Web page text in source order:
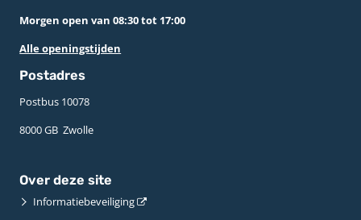
Morgen open van 08:30 tot 17:00
Alle openingstijden
Postadres
Postbus 10078 ­
8000 GB ­ Zwolle
Over deze site
Informatiebeveiliging